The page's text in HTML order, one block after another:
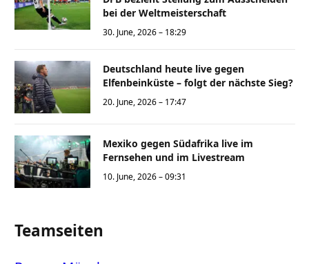
bei der Weltmeisterschaft
30. June, 2026 – 18:29
Deutschland heute live gegen
Elfenbeinküste – folgt der nächste Sieg?
20. June, 2026 – 17:47
Mexiko gegen Südafrika live im
Fernsehen und im Livestream
10. June, 2026 – 09:31
Teamseiten